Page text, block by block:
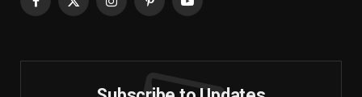
Facebook
X
InstagramPinterestYouTube